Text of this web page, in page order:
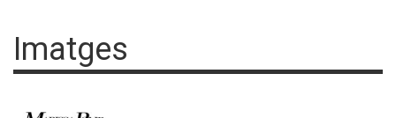
Imatges